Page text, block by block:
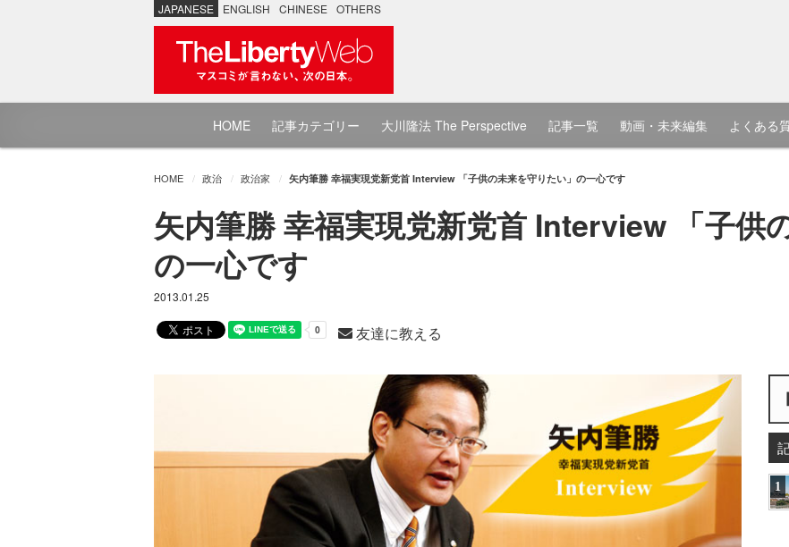
JAPANESE ENGLISH CHINESE OTHERS
HOME 記事カテゴリー 大川隆法 The Perspective 記事一覧 動画・未来編集 よくある
HOME 政治 政治家 矢内筆勝 幸福実現党新党首 Interview 「子供の未来を守りたい」の一心です
矢内筆勝 幸福実現党新党首 Interview 「子供
の一心です
2013.01.25
友達に教える
1